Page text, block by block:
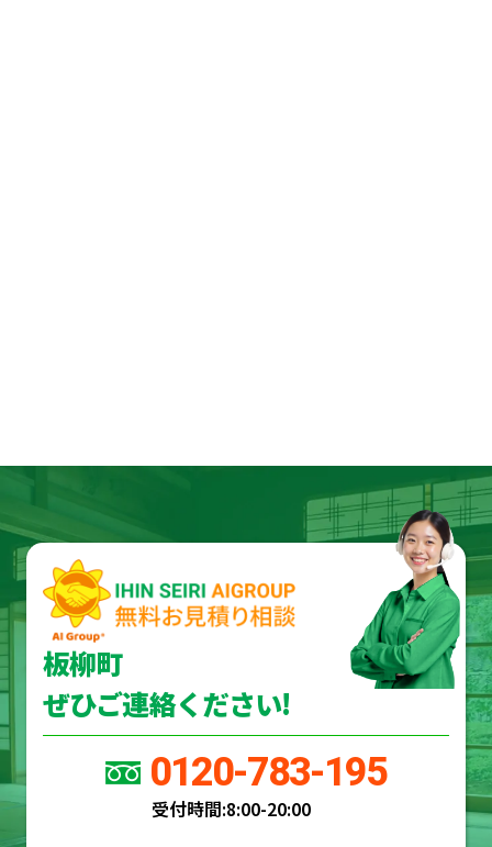
板柳町
ぜひご連絡ください!
0120-783-195
受付時間:8:00-20:00